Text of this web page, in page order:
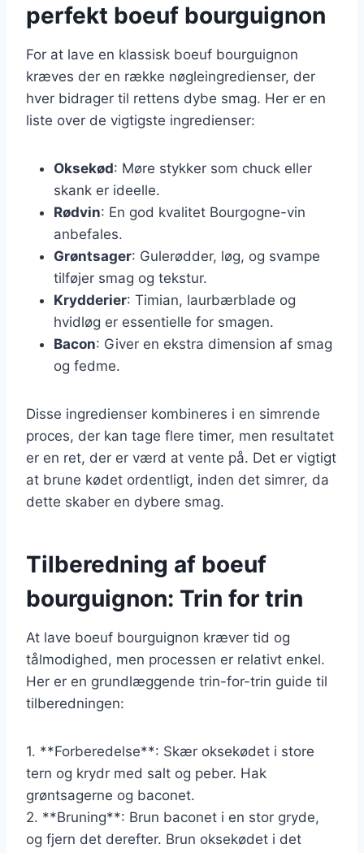
perfekt boeuf bourguignon
For at lave en klassisk boeuf bourguignon
kræves der en række nøgleingredienser, der
hver bidrager til rettens dybe smag. Her er en
liste over de vigtigste ingredienser:
Oksekød: Møre stykker som chuck eller
skank er ideelle.
Rødvin: En god kvalitet Bourgogne-vin
anbefales.
Grøntsager: Gulerødder, løg, og svampe
tilføjer smag og tekstur.
Krydderier: Timian, laurbærblade og
hvidløg er essentielle for smagen.
Bacon: Giver en ekstra dimension af smag
og fedme.
Disse ingredienser kombineres i en simrende
proces, der kan tage flere timer, men resultatet
er en ret, der er værd at vente på. Det er vigtigt
at brune kødet ordentligt, inden det simrer, da
dette skaber en dybere smag.
Tilberedning af boeuf
bourguignon: Trin for trin
At lave boeuf bourguignon kræver tid og
tålmodighed, men processen er relativt enkel.
Her er en grundlæggende trin-for-trin guide til
tilberedningen:
1. **Forberedelse**: Skær oksekødet i store
tern og krydr med salt og peber. Hak
grøntsagerne og baconet.
2. **Bruning**: Brun baconet i en stor gryde,
og fjern det derefter. Brun oksekødet i det